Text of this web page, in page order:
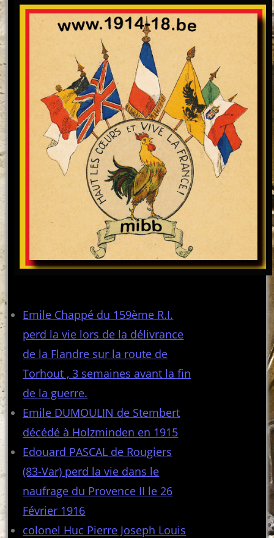
Emile Chappé du 159ème R.I.
perd la vie lors de la délivrance
de la Flandre sur la route de
Torhout , 3 semaines avant la fin
de la guerre.
Emile DUMOULIN de Stembert
décédé à Holzminden en 1915
Edouard PASCAL de Rougiers
(83-Var) perd la vie dans le
naufrage du Provence II le 26
Février 1916
colonel Huc Pierre Joseph Louis